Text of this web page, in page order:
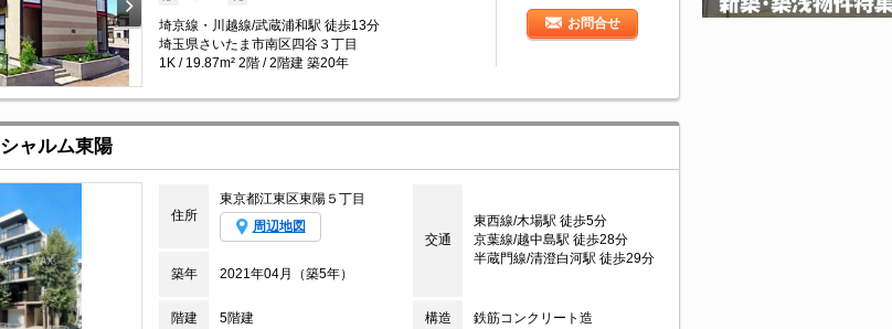
埼京線・川越線/武蔵浦和駅 徒歩13分
埼玉県さいたま市南区四谷３丁目
1K / 19.87m² 2階 / 2階建 築20年
お問合せ
シャルム東陽
住所
東京都江東区東陽５丁目
周辺地図
交通
東西線/木場駅 徒歩5分
京葉線/越中島駅 徒歩28分
半蔵門線/清澄白河駅 徒歩29分
築年
2021年04月（築5年）
階建 5階建 構造 鉄筋コンクリート造